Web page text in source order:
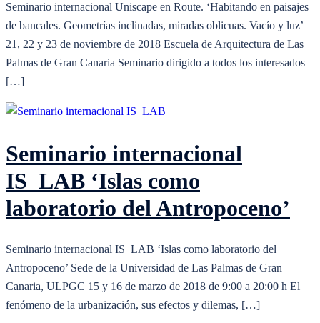
Seminario internacional Uniscape en Route. ‘Habitando en paisajes
de bancales. Geometrías inclinadas, miradas oblicuas. Vacío y luz’
21, 22 y 23 de noviembre de 2018 Escuela de Arquitectura de Las
Palmas de Gran Canaria Seminario dirigido a todos los interesados
[…]
Seminario internacional
IS_LAB ‘Islas como
laboratorio del Antropoceno’
Seminario internacional IS_LAB ‘Islas como laboratorio del
Antropoceno’ Sede de la Universidad de Las Palmas de Gran
Canaria, ULPGC 15 y 16 de marzo de 2018 de 9:00 a 20:00 h El
fenómeno de la urbanización, sus efectos y dilemas, […]